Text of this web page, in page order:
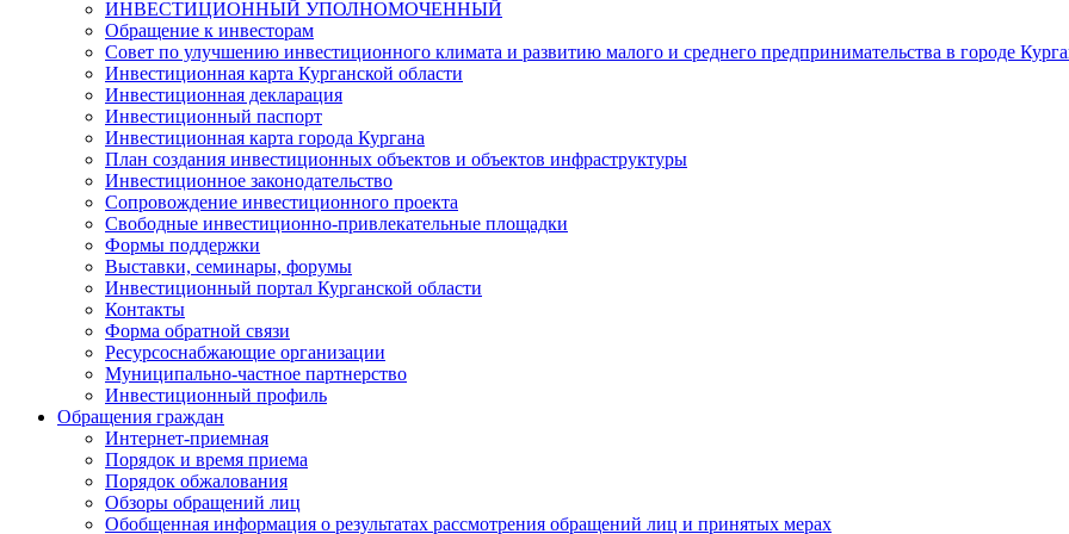
ИНВЕСТИЦИОННЫЙ УПОЛНОМОЧЕННЫЙ
Обращение к инвесторам
Совет по улучшению инвестиционного климата и развитию малого и среднего предпринимательства в городе
Инвестиционная карта Курганской области
Инвестиционная декларация
Инвестиционный паспорт
Инвестиционная карта города Кургана
План создания инвестиционных объектов и объектов инфраструктуры
Инвестиционное законодательство
Сопровождение инвестиционного проекта
Свободные инвестиционно-привлекательные площадки
Формы поддержки
Выставки, семинары, форумы
Инвестиционный портал Курганской области
Контакты
Форма обратной связи
Ресурсоснабжающие организации
Муниципально-частное партнерство
Инвестиционный профиль
Обращения граждан
Интернет-приемная
Порядок и время приема
Порядок обжалования
Обзоры обращений лиц
Обобщенная информация о результатах рассмотрения обращений лиц и принятых мерах